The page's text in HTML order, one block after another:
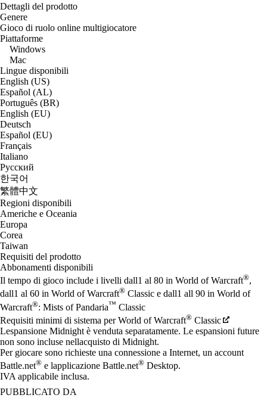
Dettagli del prodotto
Genere
Gioco di ruolo online multigiocatore
Piattaforme
Windows
Mac
Lingue disponibili
English (US)
Español (AL)
Português (BR)
English (EU)
Deutsch
Español (EU)
Français
Italiano
Русский
한국어
繁體中文
Regioni disponibili
Americhe e Oceania
Europa
Corea
Taiwan
Requisiti del prodotto
Abbonamenti disponibili
Il tempo di gioco include i livelli dall1 al 80 in World of Warcraft®,
dall1 al 60 in World of Warcraft® Classic e dall1 all 90 in World of
Warcraft®: Mists of Pandaria™ Classic
Requisiti minimi di sistema per World of Warcraft® Classic
Lespansione Midnight è venduta separatamente. Le espansioni future
non sono incluse nellacquisto di Midnight.
Per giocare sono richieste una connessione a Internet, un account
Battle.net® e lapplicazione Battle.net® Desktop.
IVA applicabile inclusa.
PUBBLICATO DA